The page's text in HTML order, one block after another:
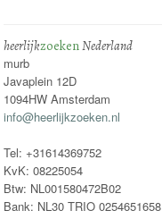
heerlijkzoekenNederland
murb
Javaplein 12D
1094HW Amsterdam
info@heerlijkzoeken.nl
Tel: +31614369752
KvK: 08225054
Btw: NL001580472B02
Bank: NL30 TRIO 0254651658